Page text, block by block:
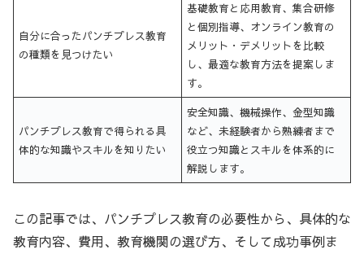
自分に合ったパンチプレス教育
の種類を見つけたい
基礎教育と応用教育、集合研修
と個別指導、オンライン教育の
メリット・デメリットを比較
し、最適な教育方法を提案しま
す。
パンチプレス教育で得られる具
体的な知識やスキルを知りたい
安全知識、機械操作、金型知識
など、未経験者から熟練者まで
役立つ知識とスキルを体系的に
解説します。
この記事では、パンチプレス教育の必要性から、具体的な
教育内容、費用、教育機関の選び方、そして成功事例ま